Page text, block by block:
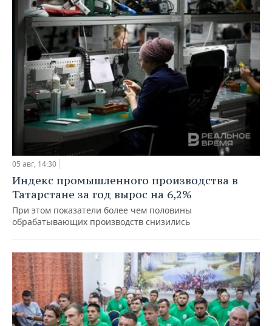
05 авг, 14:30
Индекс промышленного производства в
Татарстане за год вырос на 6,2%
При этом показатели более чем половины
обрабатывающих производств снизились